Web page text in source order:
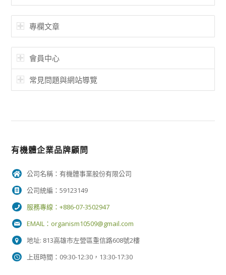
專欄文章
會員中心
常見問題與網站導覽
有機體企業品牌顧問
公司名稱：有機體事業股份有限公司
公司統編：59123149
服務專線：+886-07-3502947
EMAIL： organism10509@gmail.com
地址: 813高雄市左營區重信路608號2樓
上班時間：09:30-12:30，13:30-17:30